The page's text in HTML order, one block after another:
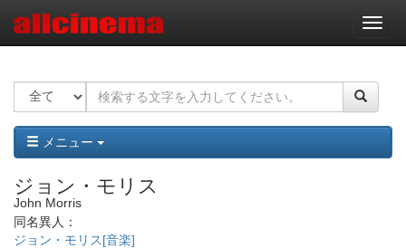
ナ
ビ
ー
ョ
ン
メニュー
ジョン・モリス
John Morris
同名異人：
ジョン・モリス[音楽]